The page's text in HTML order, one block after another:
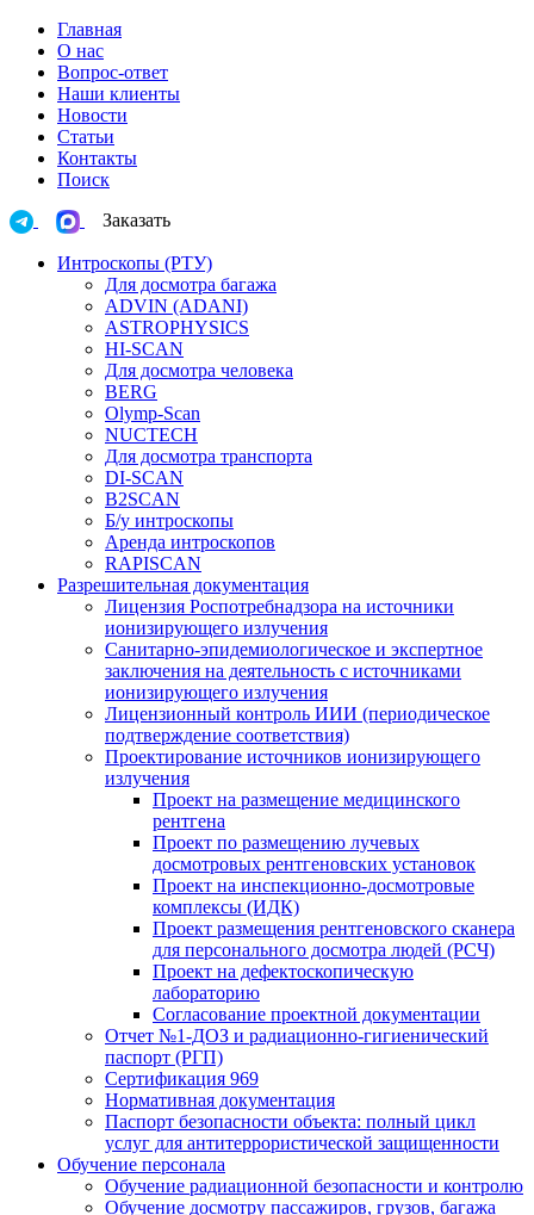
Главная
О нас
Вопрос-ответ
Наши клиенты
Новости
Статьи
Контакты
Поиск
Заказать
Интроскопы (РТУ)
Для досмотра багажа
ADVIN (ADANI)
ASTROPHYSICS
HI-SCAN
Для досмотра человека
BERG
Olymp-Scan
NUCTECH
Для досмотра транспорта
DI-SCAN
B2SCAN
Б/у интроскопы
Аренда интроскопов
RAPISCAN
Разрешительная документация
Лицензия Роспотребнадзора на источники
ионизирующего излучения
Санитарно-эпидемиологическое и экспертное
заключения на деятельность с источниками
ионизирующего излучения
Лицензионный контроль ИИИ (периодическое
подтверждение соответствия)
Проектирование источников ионизирующего
излучения
Проект на размещение медицинского
рентгена
Проект по размещению лучевых
досмотровых рентгеновских установок
Проект на инспекционно-досмотровые
комплексы (ИДК)
Проект размещения рентгеновского сканера
для персонального досмотра людей (РСЧ)
Проект на дефектоскопическую
лабораторию
Согласование проектной документации
Отчет №1-ДОЗ и радиационно-гигиенический
паспорт (РГП)
Сертификация 969
Нормативная документация
Паспорт безопасности объекта: полный цикл
услуг для антитеррористической защищенности
Обучение персонала
Обучение радиационной безопасности и контролю
Обучение досмотру пассажиров, грузов, багажа